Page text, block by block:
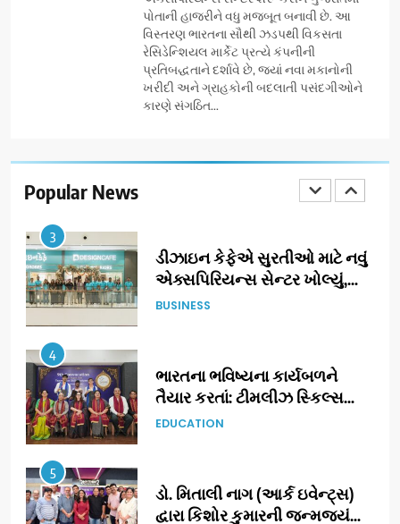
પોતાની હાજરીને વધુ મજબૂત બનાવી છે. આ
વિસ્તરણ ભારતના સૌથી ઝડપથી વિકસતા
રેસિડેન્શિયલ માર્કેટ પ્રત્યે કંપનીની
પ્રતિબદ્ધતાને દર્શાવે છે, જ્યાં નવા મકાનોની
ખરીદી અને ગ્રાહકોની બદલાતી પસંદગીઓને
કારણે સંગઠિત...
Popular News
ગેટ સેટ ગો રિવ્યુ: ગુજરાતી
સિનેમામાં એક્શન અને રોમાંચનો
એક તદ્દન નવો અને અનોખો
અંદાજ
ENTERTAINMENT
ગ્રાન્ડ એન્ટ્રી: સિદ્ધાર્થ રાંદેરિયાની
‘ટોમ એન્ડ ચેરી’ સાથે નવા યુગની
3
ડીઝાઇન કેફેએ સુરતીઓ માટે નવું
એક્સપિરિયન્સ સેન્ટર ખોલ્યું,
ગુજરાતમાં પોતાની હાજરી વધુ
BUSINESS
4
ભારતના ભવિષ્યના કાર્યબળને
તૈયાર કરતાં: ટીમલીઝ સ્કિલ્સ
યુનિવર્સિટીએ 65 સ્નાતકોને ડિગ્રી
EDUCATION
5
ડો. મિતાલી નાગ (આર્ક ઇવેન્ટ્સ)
દ્વારા કિશોર કુમારની જન્મજયંતિ